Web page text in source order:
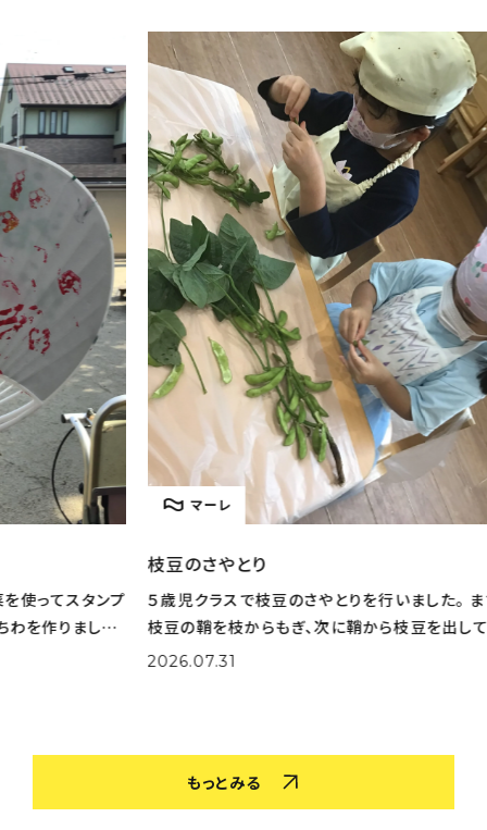
ンプ
た。
マーレ
枝豆のさやとり
５歳児クラスで枝豆のさやとりを行いました。 まずは
枝豆の鞘を枝からもぎ、次に鞘から枝豆を出してくれ
ました。 大量の鞘から豆を一生懸命取り出してくれま
とう
りた
もっとみる